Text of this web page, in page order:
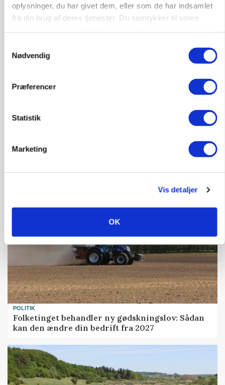
oplysninger, du har givet dem, eller som de har indsamlet
fra din brug af deres tjenester. Du samtykker til vores
Nødvendig
Præferencer
Statistik
Marketing
Vis detaljer
OK
Loading...
»Nu stopper I«: Landbrugsdebattør og
POLITIK
Folketinget behandler ny gødskningslov: Sådan
kan den ændre din bedrift fra 2027